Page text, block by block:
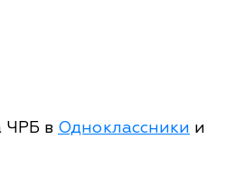
ЧРБ в Одноклассники и